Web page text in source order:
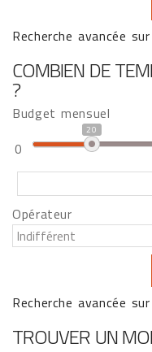
Recherche avancée
COMBIEN DE
?
Budget mensuel
0
20
Opérateur
Recherche avancée
TROUVER UN